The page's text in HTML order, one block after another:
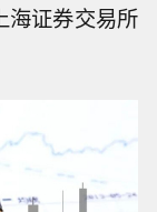
海证券交易所